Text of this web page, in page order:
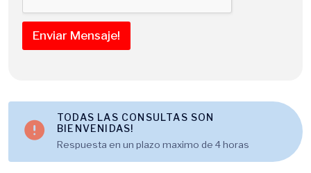
p
r
s
Enviar Mensaje!
TODAS LAS CONSULTAS SON
BIENVENIDAS!
Respuesta en un plazo maximo de 4 horas